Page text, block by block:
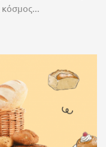
κόσμος...